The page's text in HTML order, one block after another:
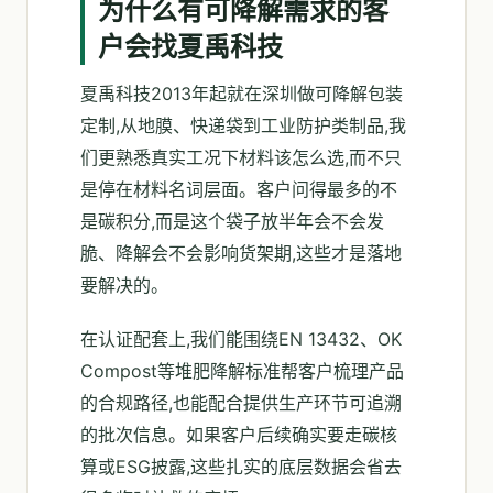
为什么有可降解需求的客
户会找夏禹科技
夏禹科技2013年起就在深圳做可降解包装
定制,从地膜、快递袋到工业防护类制品,我
们更熟悉真实工况下材料该怎么选,而不只
是停在材料名词层面。客户问得最多的不
是碳积分,而是这个袋子放半年会不会发
脆、降解会不会影响货架期,这些才是落地
要解决的。
在认证配套上,我们能围绕EN 13432、OK
Compost等堆肥降解标准帮客户梳理产品
的合规路径,也能配合提供生产环节可追溯
的批次信息。如果客户后续确实要走碳核
算或ESG披露,这些扎实的底层数据会省去